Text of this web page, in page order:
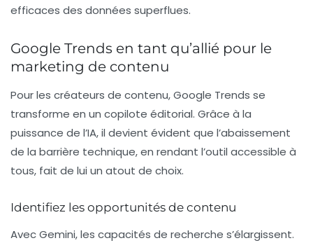
efficaces des données superflues.
Google Trends en tant qu’allié pour le
marketing de contenu
Pour les créateurs de contenu, Google Trends se
transforme en un copilote éditorial. Grâce à la
puissance de l’IA, il devient évident que l’abaissement
de la barrière technique, en rendant l’outil accessible à
tous, fait de lui un atout de choix.
Identifiez les opportunités de contenu
Avec Gemini, les capacités de recherche s’élargissent.